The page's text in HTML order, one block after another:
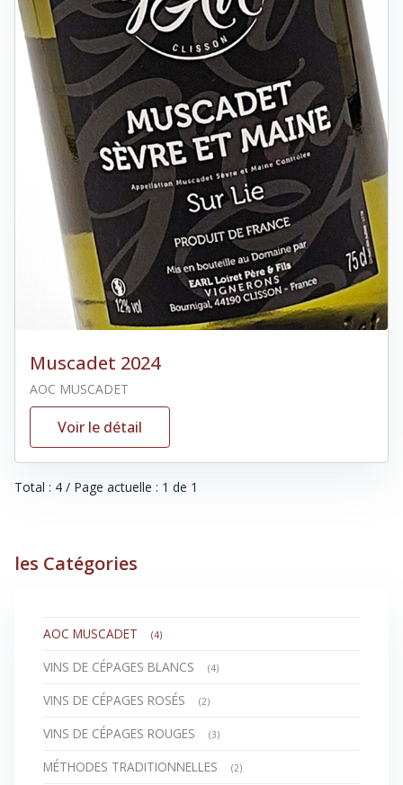
Muscadet 2024
AOC MUSCADET
Voir le détail
Total : 4 / Page actuelle : 1 de 1
les Catégories
AOC MUSCADET (4)
VINS DE CÉPAGES BLANCS (4)
VINS DE CÉPAGES ROSÉS (2)
VINS DE CÉPAGES ROUGES (3)
MÉTHODES TRADITIONNELLES (2)